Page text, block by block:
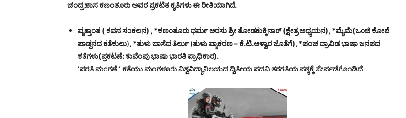
ಚಂದ್ರಹಾಸ ಕಣಂತೂರು ಅವರ ಪ್ರಕಟಿತ ಕೃತಿಗಳು ಈ ರೀತಿಯಾಗಿದೆ.
ವೃತ್ತಾಂತ ( ಕವನ ಸಂಕಲನ) , *ಕಣಂತೂರು ಧರ್ಮ ಅರಸು ಶ್ರೀ ತೋಡಕುಕ್ಕಿನಾರ್ (ಕ್ಷೇತ್ರ ಅಧ್ಯಯನ), *ಮೈಮೆ(ಒಂಜಿ ಕೋಪೆ
ಪಾಡ್ದನದ ಕತೆಕುಲು), *ತುಳು ಬಾಸೆದ ತಿರ್ಲು (ತುಳು ವ್ಯಾಕರಣ – ಕೆ.ಟಿ.ಆಳ್ವಾರ ಜೊತೆಗೆ), *ಪಂಚ ದ್ರಾವಿಡ ಭಾಷಾ ಜನಪದ
ಕತೆಗಳು(ಪ್ರಕಟಣೆ: ಕುವೆಂಪು ಭಾಷಾ ಭಾರತಿ ಪ್ರಾಧಿಕಾರ).
‘ಪರತಿ ಮಂಗಣೆ ‘ ಕತೆಯು ಮಂಗಳೂರು ವಿಶ್ವವಿದ್ಯಾನಿಲಯದ ದ್ವಿತೀಯ ಪದವಿ ತರಗತಿಯ ಪಠ್ಯಕ್ಕೆ ಸೇರ್ಪಡೆಗೊಂಡಿದೆ